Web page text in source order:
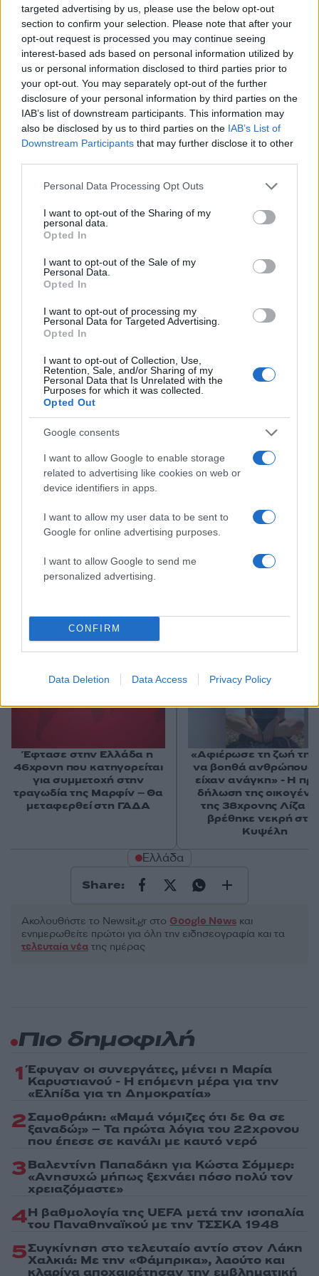
targeted advertising by us, please use the below opt-out
section to confirm your selection. Please note that after your
opt-out request is processed you may continue seeing
interest-based ads based on personal information utilized by
us or personal information disclosed to third parties prior to
your opt-out. You may separately opt-out of the further
disclosure of your personal information by third parties on the
IAB’s list of downstream participants. This information may
also be disclosed by us to third parties on the IAB’s List of
Downstream Participants that may further disclose it to other
Please note that this website/app uses one or more Google
not limited to your visit or usage behaviour. You may click to
grant or deny consent to Google and its third-party tags to
use your data for below specified purposes in below Google
consent section.
Personal Data Processing Opt Outs
I want to opt-out of the Sharing of my
personal data.
Opted In
I want to opt-out of the Sale of my
Personal Data.
Opted In
I want to opt-out of processing my
Personal Data for Targeted Advertising.
Opted In
I want to opt-out of Collection, Use,
Retention, Sale, and/or Sharing of my
Personal Data that Is Unrelated with the
Purposes for which it was collected.
Opted Out
Google consents
I want to allow Google to enable storage
related to advertising like cookies on web or
device identifiers in apps.
I want to allow my user data to be sent to
Google for online advertising purposes.
I want to allow Google to send me
personalized advertising.
CONFIRM
Data Deletion Data Access Privacy Policy
του πολέμου το Φεβρουάριο, ξεπέρασε
προσωρινά τα 2.000 δολάρια.
Η ενεργειακή κρίση έδειξε ότι ακόμη και στο
σημερινό ψηφιακό οικονομικό περιβάλλον των
κρυπτονομισμάτων και της τεχνολογίας, ο
χρυσός εξακολουθεί να θεωρείται το νούμερο
ένα αποθεματικό αξίας. Η
αγορά χρυσού
αύξησαν τα αποθέματά τους σε χρυσό
προκειμένου να ενισχύσουν την ασφάλεια των
οικονομιών τους.
Γιατί ο χρυσός είναι συνώνυμο
Οι μεγάλες κρίσεις των τελευταίων δεκαετιών
απέδειξαν ότι ο χρυσός εξακολουθεί να
διαδραματίζει σημαντικό ρόλο σε περιόδους
οικονομικής ανασφάλειας. Είτε πρόκειται για
τραπεζικές καταρρεύσεις, πανδημίες, πολέμους
ή ενεργειακές κρίσεις, ο κόσμος στρέφεται στον
παραδοσιακό χρυσό όταν αναζητά σταθερότητα.
Αυτό δεν σημαίνει ότι η αξία του χρυσού
ανεβαίνει συνεχώς ή ότι δεν παρουσιάζει
διακυμάνσεις. Ωστόσο, ιστορικά έχει αποδειχθεί
ότι σε περιόδους έντονης αβεβαιότητας διατηρεί
καλύτερα την αξία του σε σχέση με άλλα
περιουσιακά στοιχεία.
Ελλάδα
Share:
Ακολουθήστε το Νewsit.gr στο Google News και
ενημερωθείτε πρώτοι για όλη την ειδησεογραφία και τα
τελευταία νέα της ημέρας
Έφτασε στην Ελλάδα η
46χρονη που κατηγορείται
για συμμετοχή στην
τραγωδία της Μαρφίν – Θα
μεταφερθεί στη ΓΑΔΑ
«Αφιέρωσε τη ζωή της
να βοηθά ανθρώπους
είχαν ανάγκη» - Η
δήλωση της
της 38χρονης Λίζα
βρέθηκε νεκρή
Κυψέλη
Πιο δημοφιλή
1 Έφυγαν οι συνεργάτες, μένει η Μαρία
Καρυστιανού - Η επόμενη μέρα για την
«Ελπίδα για τη Δημοκρατία»
2Σαμοθράκη: «Μαμά νόμιζες ότι δε θα σε
ξαναδώ;» – Τα πρώτα λόγια του 22χρονου
που έπεσε σε κανάλι με καυτό νερό
3Βαλεντίνη Παπαδάκη για Κώστα Σόμμερ:
«Ανησυχώ μήπως ξεχνάει πόσο πολύ τον
χρειαζόμαστε»
4Η βαθμολογία της UEFA μετά την ισοπαλία
του Παναθηναϊκού με την ΤΣΣΚΑ 1948
5Συγκίνηση στο τελευταίο αντίο στον Λάκη
Χαλκιά: Με την «Φάμπρικα», λαούτο και
κλαρίνα αποχαιρέτησαν την εμβληματική